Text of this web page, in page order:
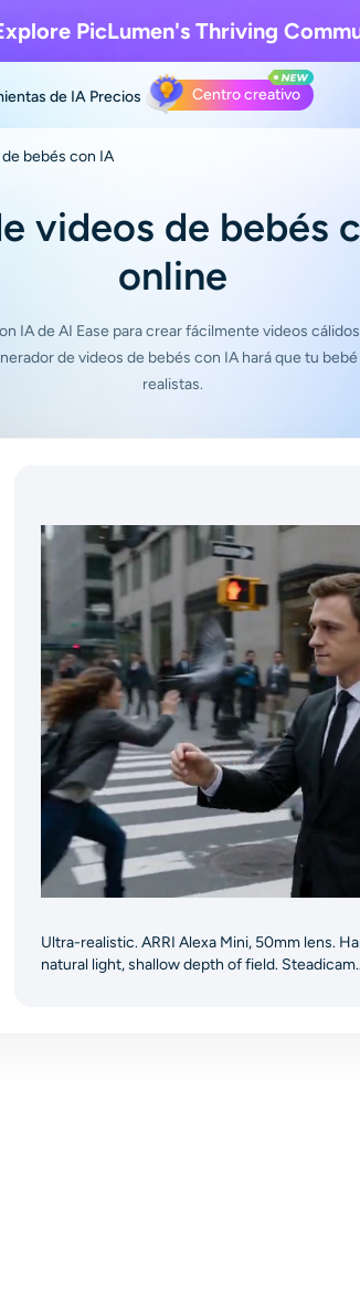
PicLumen's Thriving
de IA Precios Centro creativo
bebés con IA
videos de bebés
online
IA de AI Ease para crear fácilmente videos
de videos de bebés con IA hará que tu
realistas.
Ultra-realistic. ARRI Alexa Mini, 50mm lens.
natural light, shallow depth of field. Steadicam